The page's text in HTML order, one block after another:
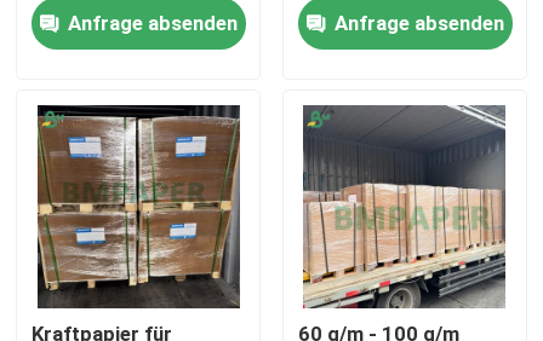
Startseite
Produkte
Über uns
Verpackungspapier
Anfrage absenden
Anfrage absenden
Kraftpapier für
60 g/m - 100 g/m